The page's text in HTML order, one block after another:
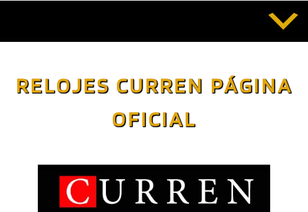
contenido
RELOJES CURREN PÁGINA
OFICIAL